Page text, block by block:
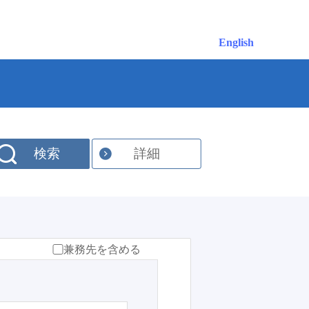
English
検索 詳細
兼務先を含める